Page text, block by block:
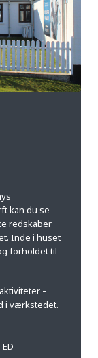
kan du se
redskaber
Inde i huset
forholdet til
–
i værkstedet.